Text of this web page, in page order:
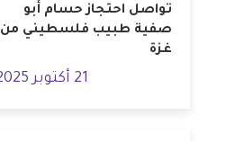
تواصل احتجاز حسام أبو
صفية طبيب فلسطيني من
غزة
21 أكتوبر 2025